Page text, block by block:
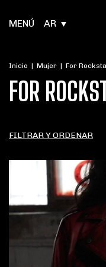
MENÚ AR
Inicio | Mujer | For
FOR
FILTRAR Y ORDENAR